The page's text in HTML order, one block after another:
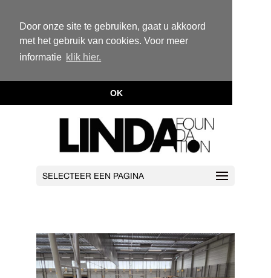
Door onze site te gebruiken, gaat u akkoord
met het gebruik van cookies. Voor meer
informatie klik hier.
OK
SELECTEER EEN PAGINA